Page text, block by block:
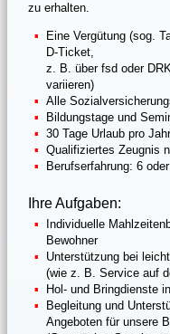
zu erhalten.
Eine Vergütung (sog.
D-Ticket,
z. B. über fsd oder
variieren)
Alle
Bildungstage und
30 Tage Urlaub pro
Qualifiziertes Zeugnis
Berufserfahrung: 6
Ihre Aufgaben:
Individuelle
Bewohner
Unterstützung bei
(wie z. B. Service auf
Hol- und Bringdienste
Begleitung und
Angeboten für unsere